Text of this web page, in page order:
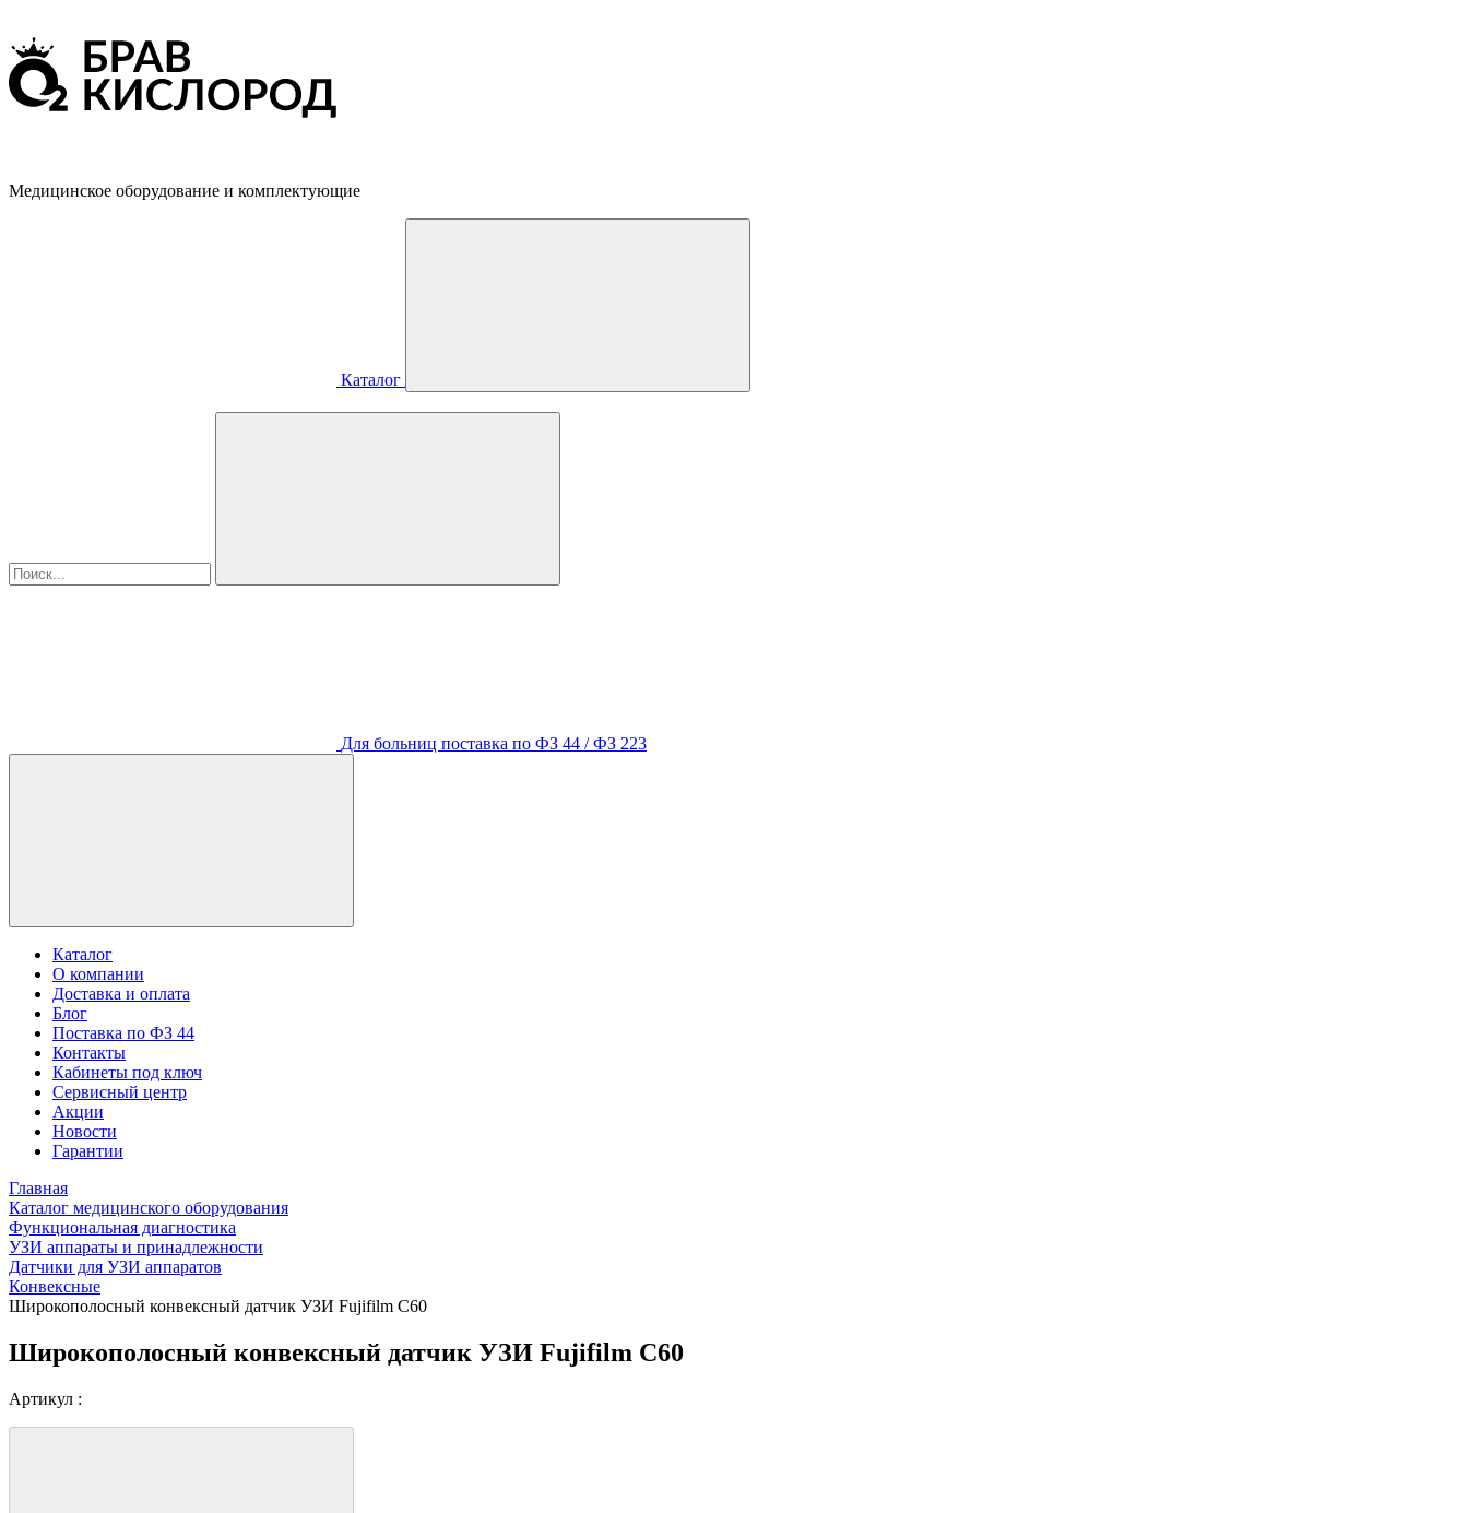
Медицинское оборудование и комплектующие
Каталог
Для больниц поставка по ФЗ 44 / ФЗ 223
Каталог
О компании
Доставка и оплата
Блог
Поставка по ФЗ 44
Контакты
Кабинеты под ключ
Сервисный центр
Акции
Новости
Гарантии
Главная
Каталог медицинского оборудования
Функциональная диагностика
УЗИ аппараты и принадлежности
Датчики для УЗИ аппаратов
Конвексные
Широкополосный конвексный датчик УЗИ Fujifilm С60
Широкополосный конвексный датчик УЗИ Fujifilm С60
Артикул :